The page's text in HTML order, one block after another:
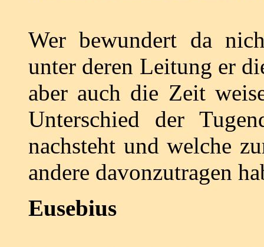
Wer bewundert da
unter deren Leitung er
aber auch die Zeit
Unterschied der
nachsteht und welche
andere davonzutragen
Eusebius